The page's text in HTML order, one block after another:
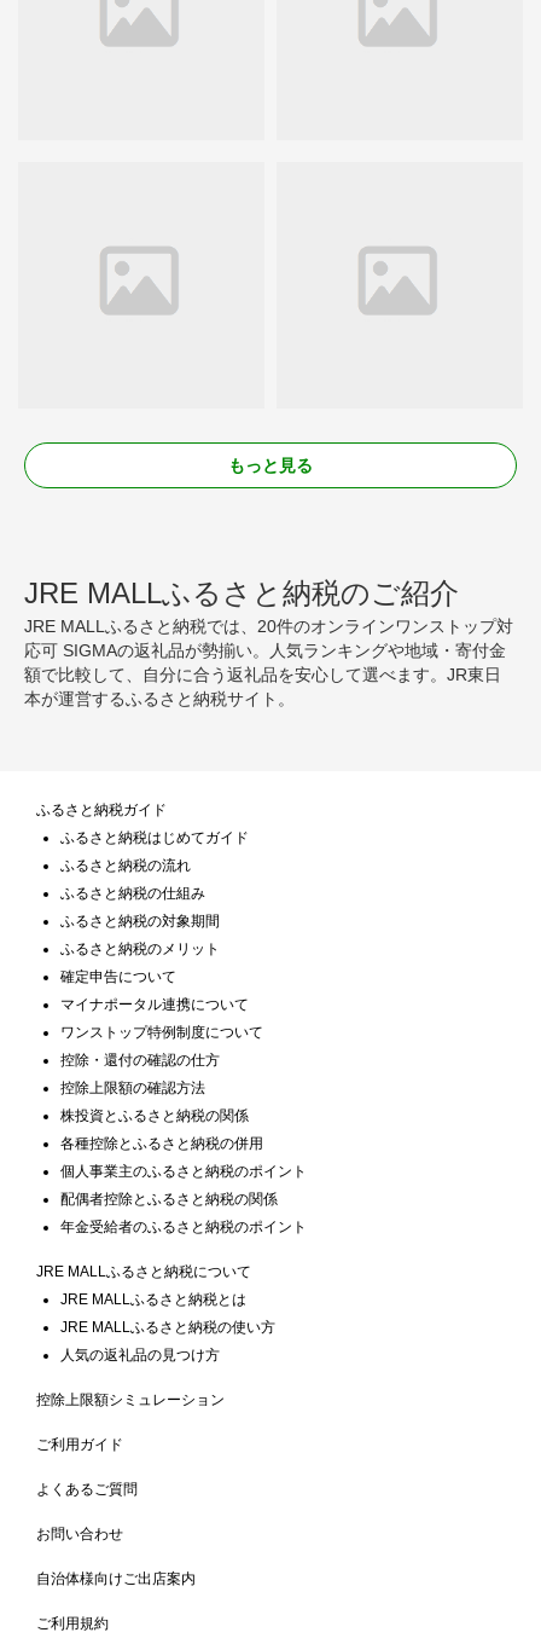
もっと見る
JRE MALLふるさと納税のご紹介
JRE MALLふるさと納税では、20件のオンラインワンストップ対
応可 SIGMAの返礼品が勢揃い。人気ランキングや地域・寄付金
額で比較して、自分に合う返礼品を安心して選べます。JR東日
本が運営するふるさと納税サイト。
ふるさと納税ガイド
ふるさと納税はじめてガイド
ふるさと納税の流れ
ふるさと納税の仕組み
ふるさと納税の対象期間
ふるさと納税のメリット
確定申告について
マイナポータル連携について
ワンストップ特例制度について
控除・還付の確認の仕方
控除上限額の確認方法
株投資とふるさと納税の関係
各種控除とふるさと納税の併用
個人事業主のふるさと納税のポイント
配偶者控除とふるさと納税の関係
年金受給者のふるさと納税のポイント
JRE MALLふるさと納税について
JRE MALLふるさと納税とは
JRE MALLふるさと納税の使い方
人気の返礼品の見つけ方
控除上限額シミュレーション
ご利用ガイド
よくあるご質問
お問い合わせ
自治体様向けご出店案内
ご利用規約